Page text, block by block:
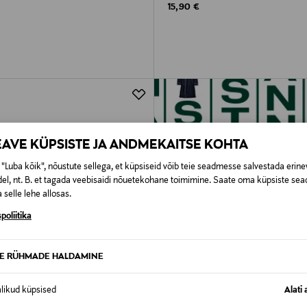
KÜPSISTE JA ANDMEKAITSE KOHTA
"Luba kõik", nõustute sellega, et küpsiseid võib teie seadmesse salvestada
nt. B. et tagada veebisaidi nõuetekohane toimimine. Saate oma küpsiste
selle lehe allosas.
RÜHMADE HALDAMINE
küpsised Alati
Original Price
15,90 €